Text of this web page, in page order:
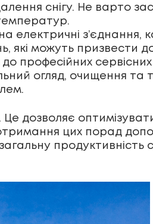
снігу. Не варто
електричні з’єднання,
які можуть призвести
професійних
огляд, очищення та
Це дозволяє
цих порад
продуктивність